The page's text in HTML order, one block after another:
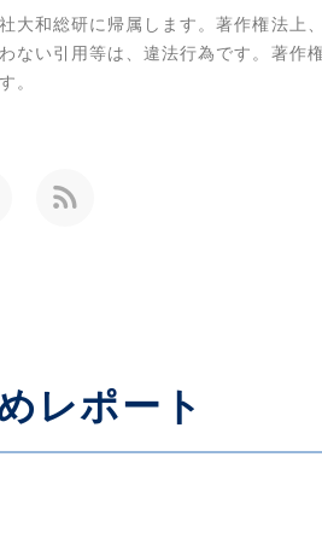
大和総研に帰属します。著作権法上
ない引用等は、違法行為です。著
。
レポート